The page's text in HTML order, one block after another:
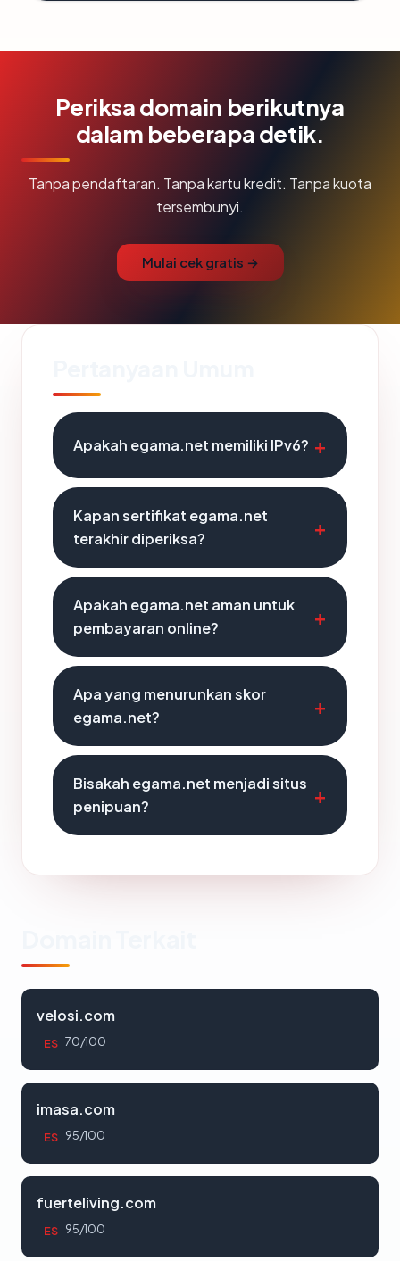
Periksa domain berikutnya
dalam beberapa detik.
Tanpa pendaftaran. Tanpa kartu kredit. Tanpa kuota
tersembunyi.
Mulai cek gratis →
Apakah egama.net memiliki IPv6?
Kapan sertifikat egama.net
terakhir diperiksa?
Apakah egama.net aman untuk
pembayaran online?
Apa yang menurunkan skor
egama.net?
Bisakah egama.net menjadi situs
penipuan?
velosi.com
ES 70/100
imasa.com
ES 95/100
fuerteliving.com
ES 95/100